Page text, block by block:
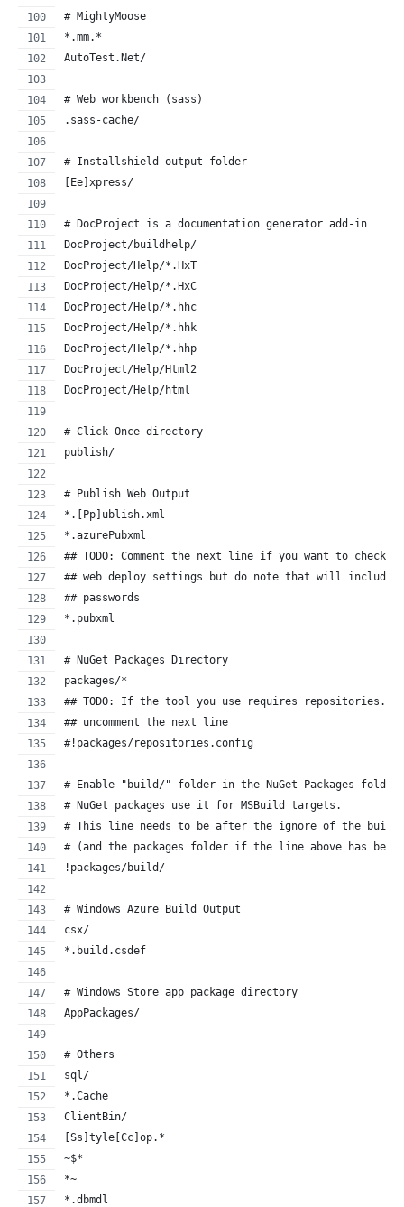
# MightyMoose
*.mm.*
AutoTest.Net/
# Web workbench (sass)
.sass-cache/
# Installshield output folder
[Ee]xpress/
# DocProject is a documentation generator add-in
DocProject/buildhelp/
DocProject/Help/*.HxT
DocProject/Help/*.HxC
DocProject/Help/*.hhc
DocProject/Help/*.hhk
DocProject/Help/*.hhp
DocProject/Help/Html2
DocProject/Help/html
# Click-Once directory
publish/
# Publish Web Output
*.[Pp]ublish.xml
*.azurePubxml
## TODO: Comment the next line if you want to checkin
## web deploy settings but do note that will include
## passwords
*.pubxml
# NuGet Packages Directory
packages/*
## TODO: If the tool you use requires
## uncomment the next line
#!packages/repositories.config
# Enable "build/" folder in the NuGet Packages folder
# NuGet packages use it for MSBuild targets.
# This line needs to be after the ignore of the build
# (and the packages folder if the line above has been
!packages/build/
# Windows Azure Build Output
csx/
*.build.csdef
# Windows Store app package directory
AppPackages/
# Others
sql/
*.Cache
ClientBin/
[Ss]tyle[Cc]op.*
~$*
*~
*.dbmdl